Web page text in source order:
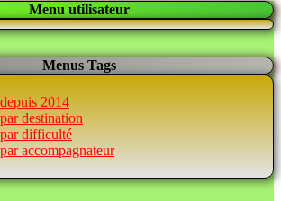
Menu utilisateur
Menus Tags
2014
destination
difficulté
accompagnateur